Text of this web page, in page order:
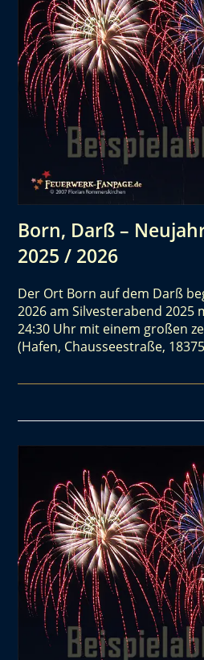
Born, Darß –
2025 / 2026
Der Ort Born auf dem Darß
2026 am Silvesterabend 2025
24:30 Uhr mit einem großen
(Hafen, Chausseestraße,